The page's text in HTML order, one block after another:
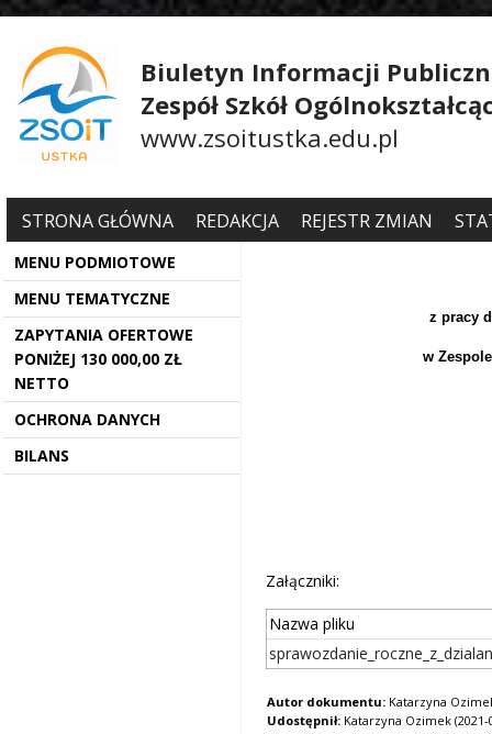
Biuletyn Informacji
Zespół Szkół
www.zsoitustka.edu.pl
STRONA GŁÓWNA REDAKCJA REJESTR ZMIAN
MENU PODMIOTOWE
MENU TEMATYCZNE
ZAPYTANIA OFERTOWE
PONIŻEJ 130 000,00 ZŁ
NETTO
OCHRONA DANYCH
BILANS
z pracy
w
Załączniki:
Nazwa pliku
Autor dokumentu: Katarzyna
Udostępnił: Katarzyna Ozimek (2021-